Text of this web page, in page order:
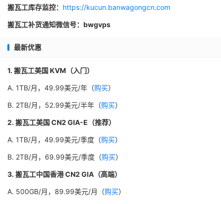
搬瓦工库存监控： https://kucun.banwagongcn.com
搬瓦工补货通知微信号：bwgvps
最新优惠
1. 搬瓦工美国 KVM（入门）
A. 1TB/月，49.99美元/年（购买）
B. 2TB/月，52.99美元/半年（购买）
2. 搬瓦工美国 CN2 GIA-E（推荐）
A. 1TB/月，49.99美元/季度（购买）
B. 2TB/月，69.99美元/季度（购买）
3. 搬瓦工中国香港 CN2 GIA（高端）
A. 500GB/月，89.99美元/月（购买）